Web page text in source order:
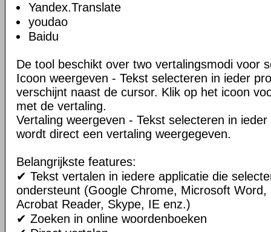
Yandex.Translate
youdao
Baidu
De tool beschikt over two vertalingsmodi voor
Icoon weergeven - Tekst selecteren in ieder
verschijnt naast de cursor. Klik op het icoon
met de vertaling.
Vertaling weergeven - Tekst selecteren in
wordt direct een vertaling weergegeven.
Belangrijkste features:
✔ Tekst vertalen in iedere applicatie die
ondersteunt (Google Chrome, Microsoft
Acrobat Reader, Skype, IE enz.)
✔ Zoeken in online woordenboeken